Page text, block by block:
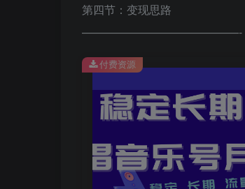
第四节：变现思路
——————————————-
付费资源